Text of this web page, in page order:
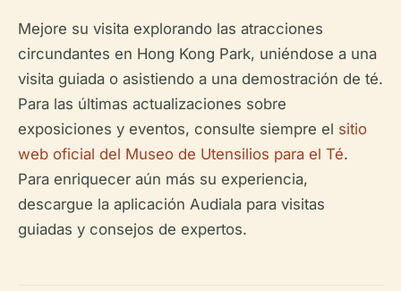
Mejore su visita explorando las atracciones
circundantes en Hong Kong Park, uniéndose a una
visita guiada o asistiendo a una demostración de té.
Para las últimas actualizaciones sobre
exposiciones y eventos, consulte siempre el sitio
web oficial del Museo de Utensilios para el Té.
Para enriquecer aún más su experiencia,
descargue la aplicación Audiala para visitas
guiadas y consejos de expertos.